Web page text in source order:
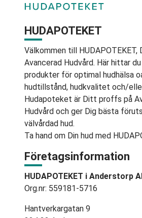
HUDAPOTEKET
Välkommen till HUDAPOTEKET,
Avancerad Hudvård. Här hittar
produkter för optimal hudhälsa
hudtillstånd, hudkvalitet och/
Hudapoteket är Ditt proffs på
Hudvård och ger Dig bästa
välvårdad hud.
Ta hand om Din hud med
Företagsinformation
HUDAPOTEKET i Anderstorp
Org.nr: 559181-5716
Hantverkargatan 9